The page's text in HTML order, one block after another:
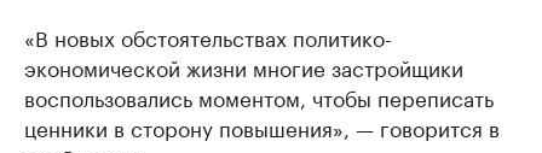
«В новых обстоятельствах политико-
экономической жизни многие застройщики
воспользовались моментом, чтобы переписать
ценники в сторону повышения», — говорится в